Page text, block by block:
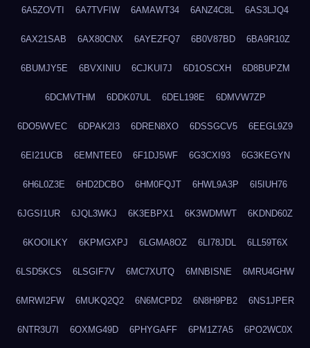
6A5ZOVTI 6A7TVFIW 6AMAWT34 6ANZ4C8L 6AS3LJQ4
6AX21SAB 6AX80CNX 6AYEZFQ7 6B0V87BD 6BA9R10Z
6BUMJY5E 6BVXINIU 6CJKUI7J 6D1OSCXH 6D8BUPZM
6DCMVTHM 6DDK07UL 6DEL198E 6DMVW7ZP
6DO5WVEC 6DPAK2I3 6DREN8XO 6DSSGCV5 6EEGL9Z9
6EI21UCB 6EMNTEE0 6F1DJ5WF 6G3CXI93 6G3KEGYN
6H6L0Z3E 6HD2DCBO 6HM0FQJT 6HWL9A3P 6I5IUH76
6JGSI1UR 6JQL3WKJ 6K3EBPX1 6K3WDMWT 6KDND60Z
6KOOILKY 6KPMGXPJ 6LGMA8OZ 6LI78JDL 6LL59T6X
6LSD5KCS 6LSGIF7V 6MC7XUTQ 6MNBISNE 6MRU4GHW
6MRWI2FW 6MUKQ2Q2 6N6MCPD2 6N8H9PB2 6NS1JPER
6NTR3U7I 6OXMG49D 6PHYGAFF 6PM1Z7A5 6PO2WC0X